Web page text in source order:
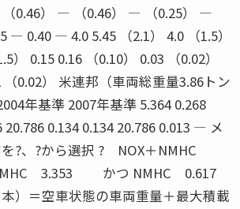
0.46） ― （0.46） ― （0.25） ―
0.40 ― 4.0 5.45 （2.1） 4.0 （1.5）
） 0.15 0.16 （0.10） 0.03 （0.02）
（0.02） 米連邦（車両総重量3.86トン
年基準 2007年基準 5.364 0.268
20.786 0.134 0.134 20.786 0.013 ― メ
?、?から選択 ? NOX＋NMHC
3.353 かつ NMHC 0.617
）＝空車状態の車両重量＋最大積載